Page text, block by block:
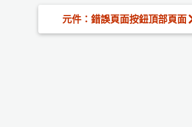
元件：錯誤頁面按鈕頂部頁面